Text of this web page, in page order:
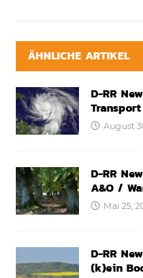
ÄHNLICHE ARTIKEL
D-RR
August
D-RR
A&O /
Mai 25,
D-RR
(k)ein